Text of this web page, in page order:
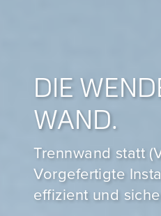
DIE
WAND.
Trennwand statt
Vorgefertigte
effizient und